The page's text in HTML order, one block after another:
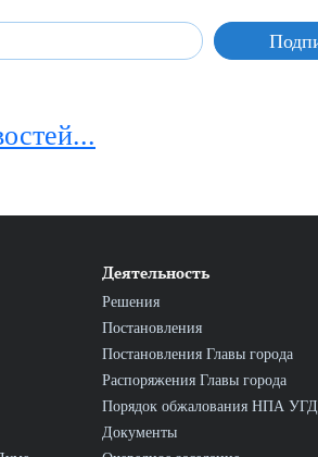
Деятельность
Решения
Постановления
Постановления Главы города
Распоряжения Главы города
Порядок обжалования НПА УГД
Документы